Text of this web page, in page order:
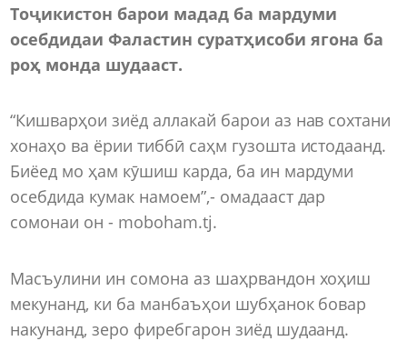
Тоҷикистон барои мадад ба мардуми
осебдидаи Фаластин суратҳисоби ягона ба
роҳ монда шудааст.
“Кишварҳои зиёд аллакай барои аз нав сохтани
хонаҳо ва ёрии тиббӣ саҳм гузошта истодаанд.
Биёед мо ҳам кӯшиш карда, ба ин мардуми
осебдида кумак намоем”,- омадааст дар
сомонаи он - moboham.tj.
Масъулини ин сомона аз шаҳрвандон хоҳиш
мекунанд, ки ба манбаъҳои шубҳанок бовар
накунанд, зеро фиребгарон зиёд шудаанд.